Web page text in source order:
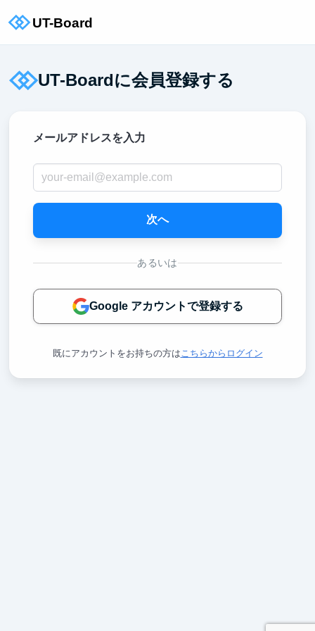
UT-Boardに会員登録する
メールアドレスを入力
次へ
あるいは
Google アカウントで登録する
既にアカウントをお持ちの方は こちらからログイン